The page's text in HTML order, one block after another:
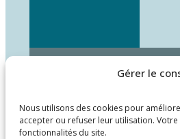
Gérer le
Nous utilisons des cookies pour
accepter ou refuser leur utilisation.
fonctionnalités du site.